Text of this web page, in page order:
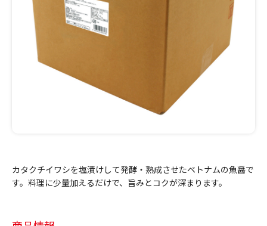
カタクチイワシを塩漬けして発酵・熟成させたベトナムの魚醤で
す。料理に少量加えるだけで、旨みとコクが深まります。